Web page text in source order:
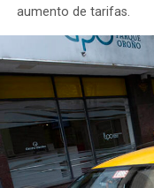
aumento de tarifas.